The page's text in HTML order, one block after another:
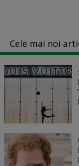
Cele mai noi